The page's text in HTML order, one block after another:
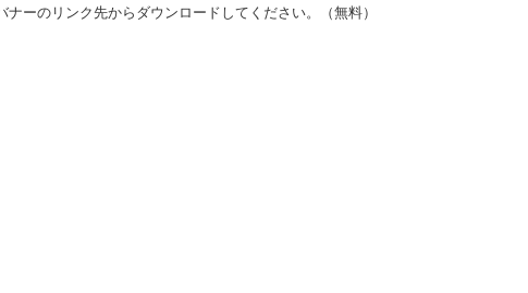
ーのリンク先からダウンロードしてください。（無料）